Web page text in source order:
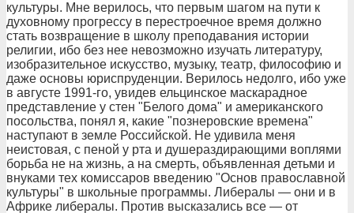
культуры. Мне верилось, что первым шагом на пути к
духовному прогрессу в перестроечное время должно
стать возвращение в школу преподавания истории
религии, ибо без нее невозможно изучать литературу,
изобразительное искусство, музыку, театр, философию и
даже основы юриспруденции. Верилось недолго, ибо уже
в августе 1991-го, увидев ельцинское маскарадное
представление у стен "Белого дома" и американского
посольства, понял я, какие "познеровские времена"
наступают в земле Российской. Не удивила меня
неистовая, с пеной у рта и душераздирающими воплями
борьба не на жизнь, а на смерть, объявленная детьми и
внуками тех комиссаров введению "Основ православной
культуры" в школьные программы. Либералы — они и в
Африке либералы. Против высказались все — от